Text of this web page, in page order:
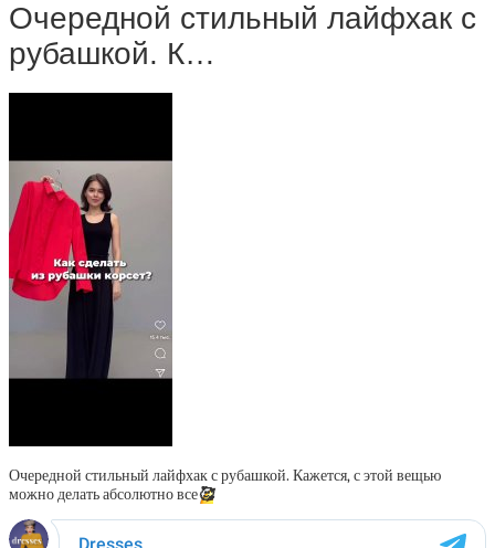
Очередной стильный лайфхак с
рубашкой. К…
Очередной стильный лайфхак с рубашкой. Кажется, с этой вещью
можно делать абсолютно все🥰